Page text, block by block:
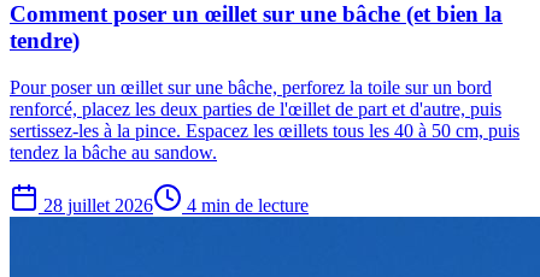
Comment poser un œillet sur une bâche (et bien la
tendre)
Pour poser un œillet sur une bâche, perforez la toile sur un bord
renforcé, placez les deux parties de l'œillet de part et d'autre, puis
sertissez-les à la pince. Espacez les œillets tous les 40 à 50 cm, puis
tendez la bâche au sandow.
28 juillet 2026 4 min de lecture